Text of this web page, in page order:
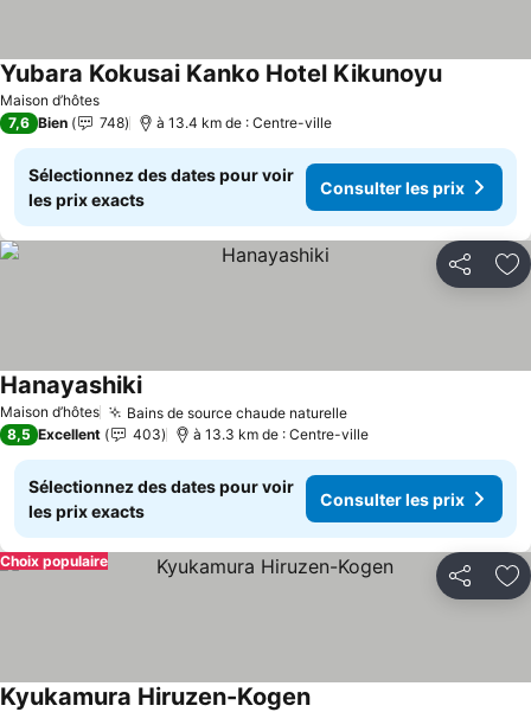
Maison d’hôtes
Yubara Kokusai Kanko Hotel Kikunoyu
7,6 Bien 748 à 13.4 km de : Centre-ville
Sélectionnez des dates pour voir
les prix exacts
Consulter les prix
Partager
Maison d’hôtes Bains de source chaude naturelle
Hanayashiki
8,5 Excellent 403 à 13.3 km de : Centre-ville
Sélectionnez des dates pour voir
les prix exacts
Consulter les prix
Partager
Choix populaire
Kyukamura Hiruzen-Kogen